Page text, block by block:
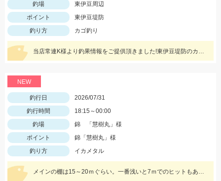
釣場
東伊豆周辺
ポイント
東伊豆堤防
釣り方
カゴ釣り
当店常連K様より釣果情報をご提供頂きました!東伊豆堤防のカゴ釣りにてシマアジをキャッチ!!おめでとうございます^^
NEW
釣行日
2026/07/31
釣行時間
18:15～00:00
釣場
錦 「慧樹丸」様
ポイント
錦「慧樹丸」様
釣り方
イカメタル
メインの棚は15～20ｍぐらい。一番浅いと7ｍでのヒットもありました。色々なカラーで釣れましたが、ケイムラ系が強かったです。サイズは小型中心の為、アタリが小さいので違和感→即フッキングですよ♪